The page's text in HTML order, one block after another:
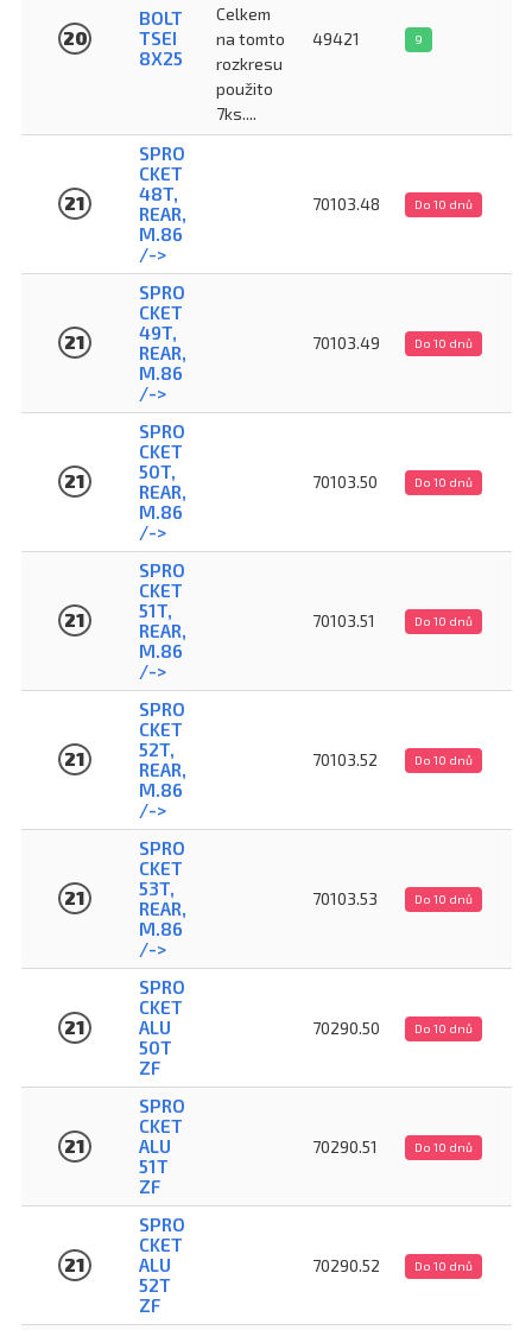
20
BOLT
TSEI
8X25
Celkem
na tomto
rozkresu
použito
7ks....
49421 9
21
SPRO
CKET
48T,
REAR,
M.86
/->
70103.48 Do 10 dnů
21
SPRO
CKET
49T,
REAR,
M.86
/->
70103.49 Do 10 dnů
21
SPRO
CKET
50T,
REAR,
M.86
/->
70103.50 Do 10 dnů
21
SPRO
CKET
51T,
REAR,
M.86
/->
70103.51 Do 10 dnů
21
SPRO
CKET
52T,
REAR,
M.86
/->
70103.52 Do 10 dnů
21
SPRO
CKET
53T,
REAR,
M.86
/->
70103.53 Do 10 dnů
21
SPRO
CKET
ALU
50T
ZF
70290.50 Do 10 dnů
21
SPRO
CKET
ALU
51T
ZF
70290.51 Do 10 dnů
21
SPRO
CKET
ALU
52T
ZF
70290.52 Do 10 dnů